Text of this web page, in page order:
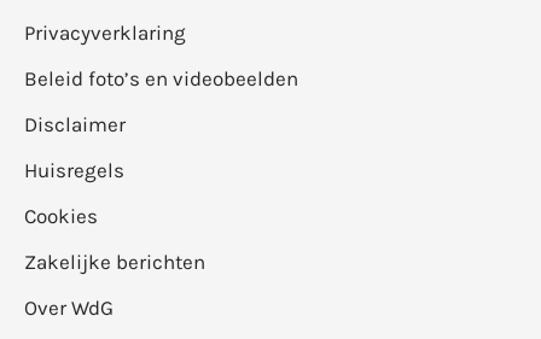
Privacyverklaring
Beleid foto’s en videobeelden
Disclaimer
Huisregels
Cookies
Zakelijke berichten
Over WdG